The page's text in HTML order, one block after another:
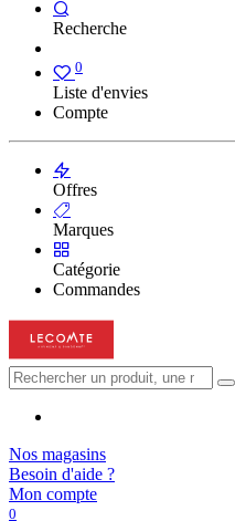
Recherche
0
Liste d'envies
Compte
Offres
Marques
Catégorie
Commandes
Nos magasins
Besoin d'aide ?
Mon compte
0